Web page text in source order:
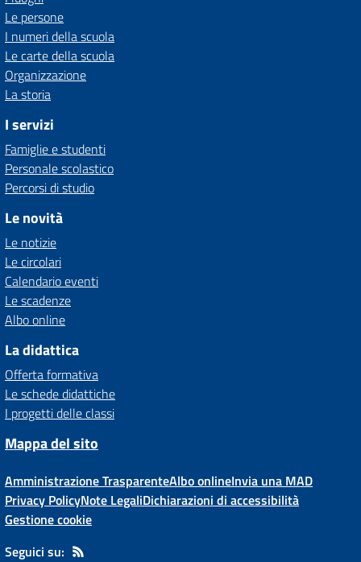
Le persone
I numeri della scuola
Le carte della scuola
Organizzazione
La storia
I servizi
Famiglie e studenti
Personale scolastico
Percorsi di studio
Le novità
Le notizie
Le circolari
Calendario eventi
Le scadenze
Albo online
La didattica
Offerta formativa
Le schede didattiche
I progetti delle classi
Mappa del sito
Amministrazione TrasparenteAlbo onlineInvia una MAD
Privacy PolicyNote LegaliDichiarazioni di accessibilità
Gestione cookie
Seguici su: